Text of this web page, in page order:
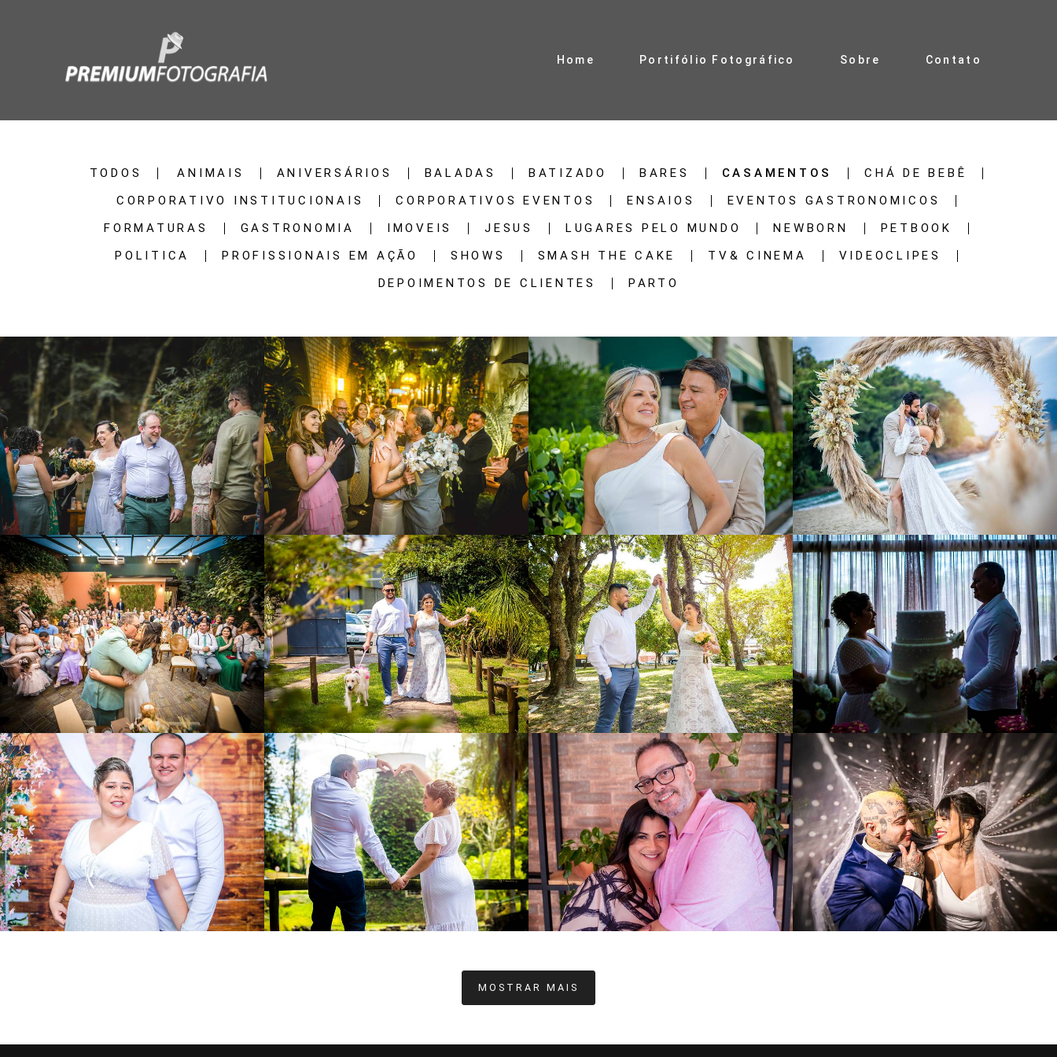
Home Portifólio Fotográfico Sobre Contato
TODOS ANIMAIS ANIVERSÁRIOS BALADAS BATIZADO BARES CASAMENTOS
CHÁ DE BEBÊ
CORPORATIVO INSTITUCIONAIS
CORPORATIVOS EVENTOS ENSAIOS
EVENTOS GASTRONOMICOS
FORMATURAS
GASTRONOMIA IMOVEIS JESUS LUGARES PELO MUNDO NEWBORN
PETBOOK
POLITICA
PROFISSIONAIS EM AÇÃO SHOWS SMASH THE CAKE TV& CINEMA
VIDEOCLIPES
DEPOIMENTOS DE CLIENTES
PARTO
469 3 484 0 702 0
1187 53 1184 66 1277 3 1101 0
0 1134 0 1195
1434
0
MOSTRAR MAIS